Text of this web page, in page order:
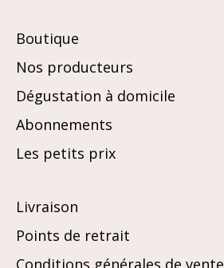
Boutique
Nos producteurs
Dégustation à domicile
Abonnements
Les petits prix
Livraison
Points de retrait